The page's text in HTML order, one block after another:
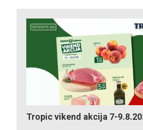
Tropic vikend akcija 7-